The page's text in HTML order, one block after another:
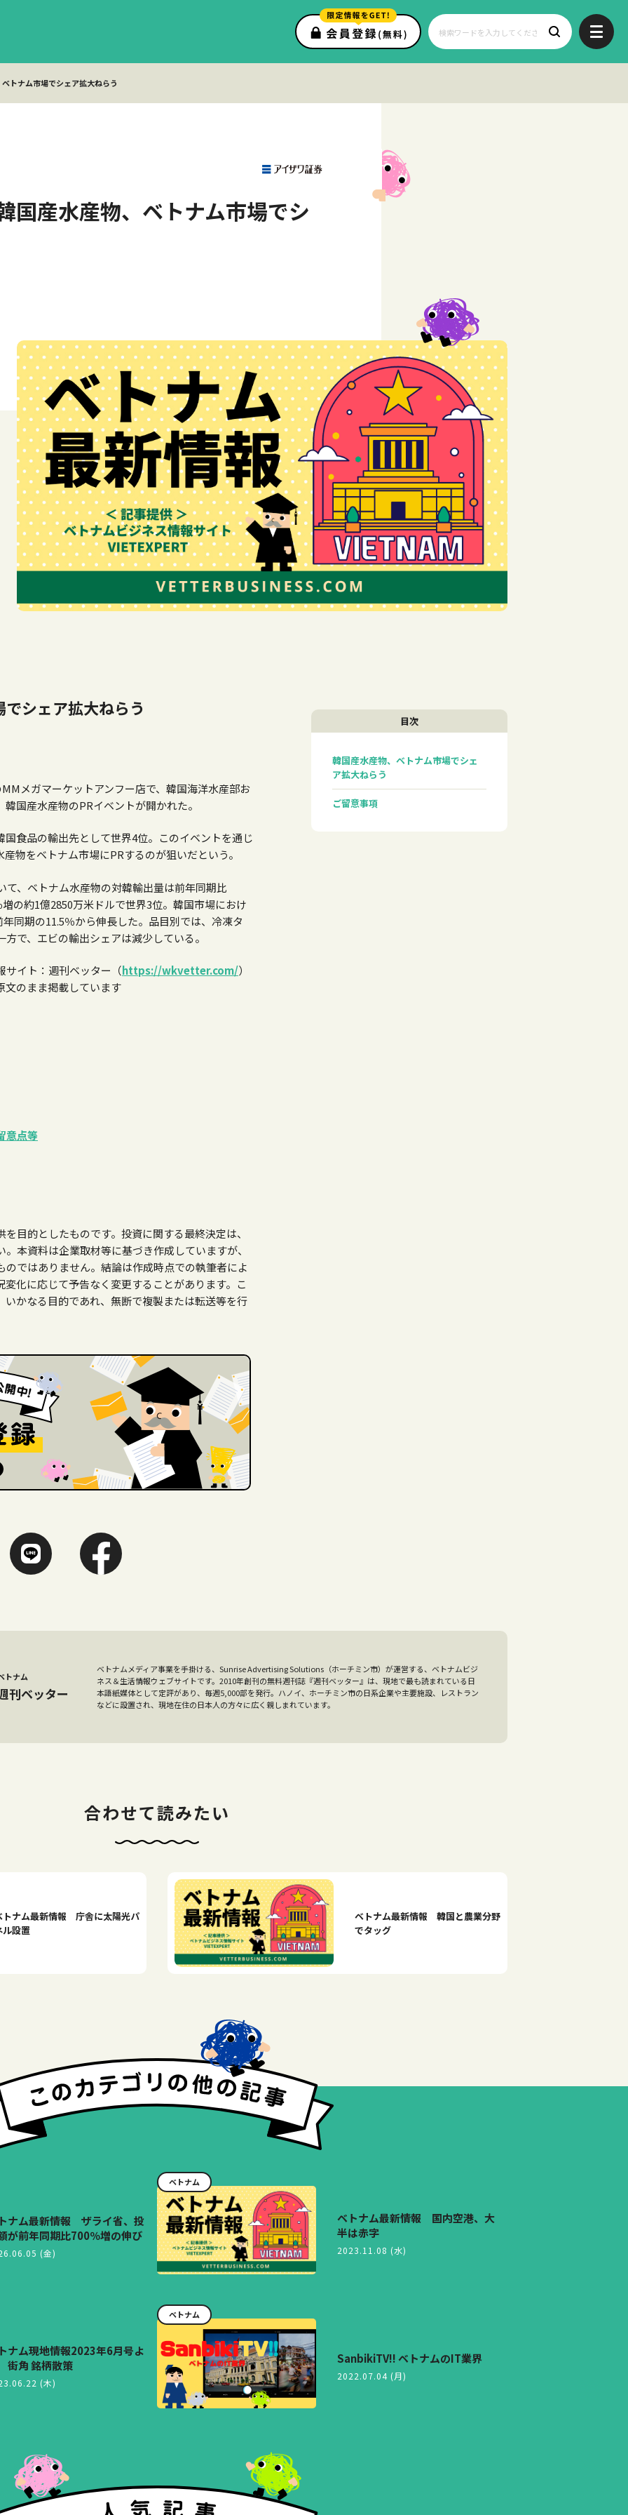
トナム市場でシェア拡大ねらう
産水産物、ベトナム市場でシ
目次
韓国産水産物、ベトナム市場でシェ
ア拡大ねらう
ご留意事項
シェア拡大ねらう
メガマーケットアンフー店で、韓国海洋水産部お
国産水産物のPRイベントが開かれた。
食品の輸出先として世界4位。このイベントを通じ
物をベトナム市場にPRするのが狙いだという。
、ベトナム水産物の対韓輸出量は前年同期比
の約1億2850万米ドルで世界3位。韓国市場におけ
同期の11.5％から伸長した。品目別では、冷凍タ
で、エビの輸出シェアは減少している。
イト：週刊ベッター（https://wkvetter.com/）
のまま掲載しています
意点等
目的としたものです。投資に関する最終決定は、
本資料は企業取材等に基づき作成していますが、
ではありません。結論は作成時点での執筆者によ
化に応じて予告なく変更することがあります。こ
かなる目的であれ、無断で複製または転送等を行
トナム
刊ベッター
ベトナムメディア事業を手掛ける、Sunrise Advertising Solutions（ホーチミン市）が運営する、ベトナムビジ
ネス＆生活情報ウェブサイトです。2010年創刊の無料週刊誌『週刊ベッター』は、現地で最も読まれている日
本語紙媒体として定評があり、毎週5,000部を発行。ハノイ、ホーチミン市の日系企業や主要施設、レストラン
などに設置され、現地在住の日本人の方々に広く親しまれています。
合わせて読みたい
トナム最新情報 庁舎に太陽光パ
ル設置
ベトナム最新情報 韓国と農業分野
でタッグ
ナム最新情報 ザライ省、投
が前年同期比700％増の伸び
(金)
ベトナム
ベトナム最新情報 国内空港、大
半は赤字
2023.11.08 (水)
ナム現地情報2023年6月号よ
角 銘柄散策
(木)
ベトナム
SanbikiTV!! ベトナムのIT業界
2022.07.04 (月)